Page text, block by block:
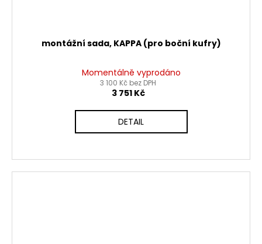
montážní sada, KAPPA (pro boční kufry)
Momentálně vyprodáno
3 100 Kč bez DPH
3 751 Kč
DETAIL